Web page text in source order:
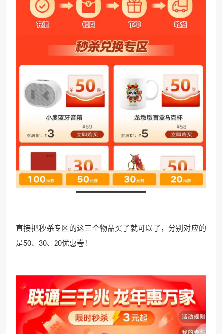
直接把秒杀专区的这三个物品买了就可以了，分别对应的
是50、30、20优惠卷！